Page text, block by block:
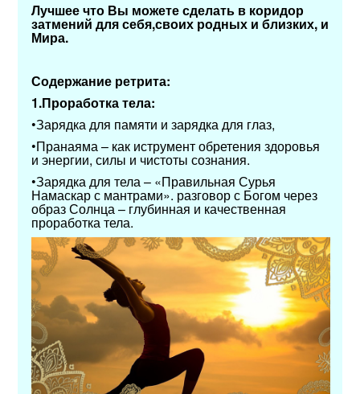
Лучшее что Вы можете сделать в коридор
затмений для себя,своих родных и близких, и
Мира.
Содержание ретрита:
1.Проработка тела:
•Зарядка для памяти и зарядка для глаз,
•Пранаяма – как иструмент обретения здоровья
и энергии, силы и чистоты сознания.
•Зарядка для тела – «Правильная Сурья
Намаскар с мантрами». разговор с Богом через
образ Солнца – глубинная и качественная
проработка тела.